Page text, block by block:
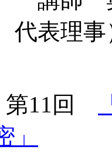
代表理
第11回